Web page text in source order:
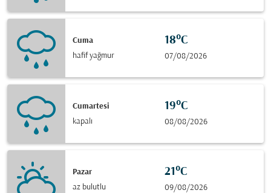
Cuma
hafif yağmur
18°C
07/08/2026
Cumartesi
kapalı
19°C
08/08/2026
Pazar
az bulutlu
21°C
09/08/2026